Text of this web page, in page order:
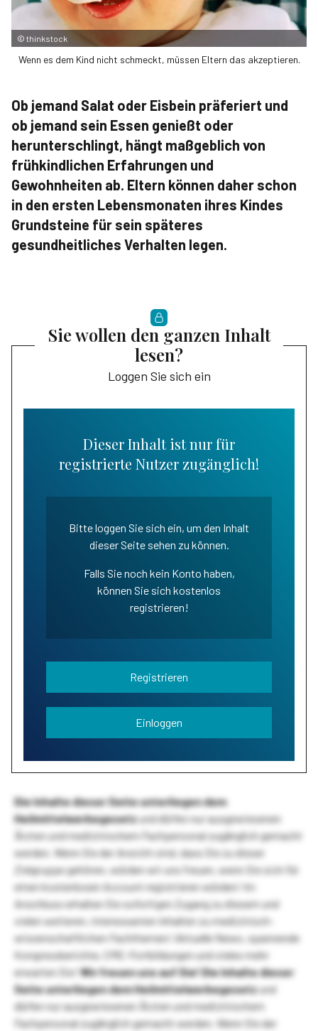
© thinkstock
Wenn es dem Kind nicht schmeckt, müssen Eltern das akzeptieren.
Ob jemand Salat oder Eisbein präferiert und
ob jemand sein Essen genießt oder
herunterschlingt, hängt maßgeblich von
frühkindlichen Erfahrungen und
Gewohnheiten ab. Eltern können daher schon
in den ersten Lebensmonaten ihres Kindes
Grundsteine für sein späteres
gesundheitliches Verhalten legen.
Sie wollen den ganzen Inhalt
lesen?
Loggen Sie sich ein
Dieser Inhalt ist nur für
registrierte Nutzer zugänglich!
Bitte loggen Sie sich ein, um den Inhalt
dieser Seite sehen zu können.
Falls Sie noch kein Konto haben,
können Sie sich kostenlos
registrieren!
Registrieren
Einloggen
Die Inhalte dieser Seite unterliegen dem
Heilmittelwerbegesetzund dürfen nur ausgewiesenen
Ärzten und medizinischem Fachpersonal zugänglich gemacht
werden. Wenn Sie der Ansicht sind, dass Sie zu dieser
Zielgruppe gehören, würden wir uns freuen, wenn Sie sich für
einen kostenlosen Account registrieren würden! Im
Anschluss erhalten Sie sofortigen Zugang zu diesem und
vielen weiteren, interessanten Inhalten zu medizinisch-
wissenschaftlichen Fachthemen! Aktuelle News, spannende
Kongressberichte, CME-Fortbildungen und vieles mehr
erwarten Sie!Wir freuen uns auf Sie!Die Inhalte dieser
Seite unterliegen dem Heilmittelwerbegesetzund
dürfen nur ausgewiesenen Ärzten und medizinischem
Fachpersonal zugänglich gemacht werden. Wenn Sie der